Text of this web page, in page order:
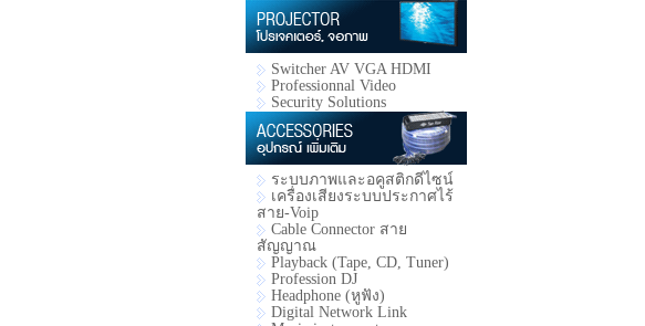
Switcher AV VGA HDMI
Professionnal Video
Security Solutions
ระบบภาพและอคูสติกดีไซน์
เครื่องเสียงระบบประกาศไร้
สาย-Voip
Cable Connector สาย
สัญญาณ
Playback (Tape, CD, Tuner)
Profession DJ
Headphone (หูฟัง)
Digital Network Link